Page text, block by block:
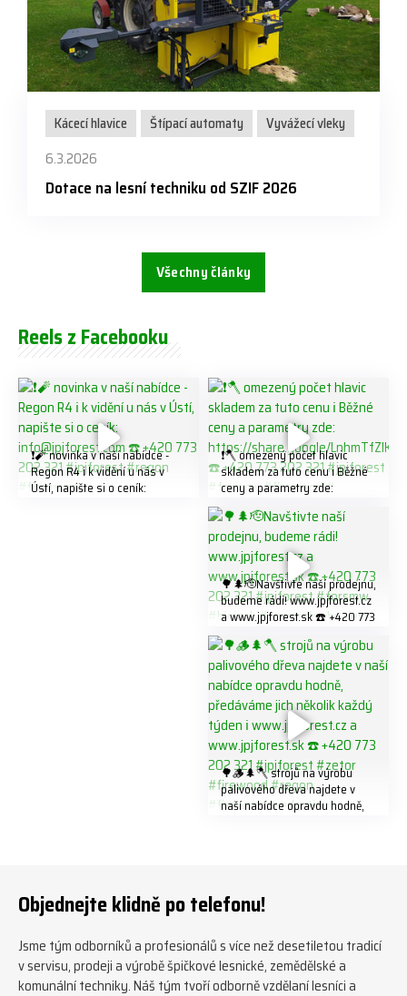
Kácecí hlavice Štípací automaty
Vyvážecí vleky
6.3.2026
Dotace na lesní techniku od SZIF 2026
Všechny články
Reels z Facebooku
❗️🧨 novinka v naší nabídce -
Regon R4 ℹ️ k vidění u nás v
Ústí, napište si o ceník:
❗️🪓 omezený počet hlavic
skladem za tuto cenu ℹ️ Běžné
ceny a parametry zde:
https://share.google/LnhmTfZl
K8W5t7i6o ☎️ +420 773 202
321 #jpjforest #forsmw
#firewood #
🌳🌲🫡Navštivte naší prodejnu,
budeme rádi! www.jpjforest.cz
a www.jpjforest.sk ☎️ +420 773
202 321 #jpjforest #forsmw
#biojack #regon #vahvajussi
🌳🪵🌲🪓 strojů na výrobu
palivového dřeva najdete v
naší nabídce opravdu hodně,
#firewoodproduction
Objednejte klidně po telefonu!
Jsme tým odborníků a profesionálů s více než desetiletou tradicí
v servisu, prodeji a výrobě špičkové lesnické, zemědělské a
komunální techniky. Náš tým tvoří odborně vzdělaní lesníci a